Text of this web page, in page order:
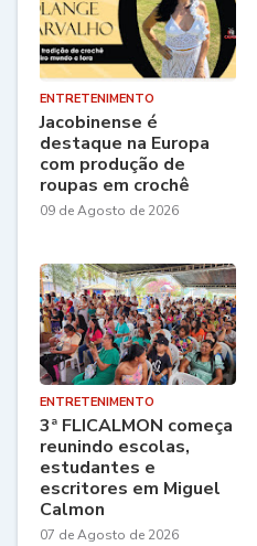
ENTRETENIMENTO
Jacobinense é
destaque na Europa
com produção de
roupas em crochê
09 de Agosto de 2026
ENTRETENIMENTO
3ª FLICALMON começa
reunindo escolas,
estudantes e
escritores em Miguel
Calmon
07 de Agosto de 2026